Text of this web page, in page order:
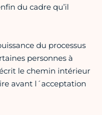
du cadre qu’il
du processus
personnes à
le chemin intérieur
avant l´acceptation